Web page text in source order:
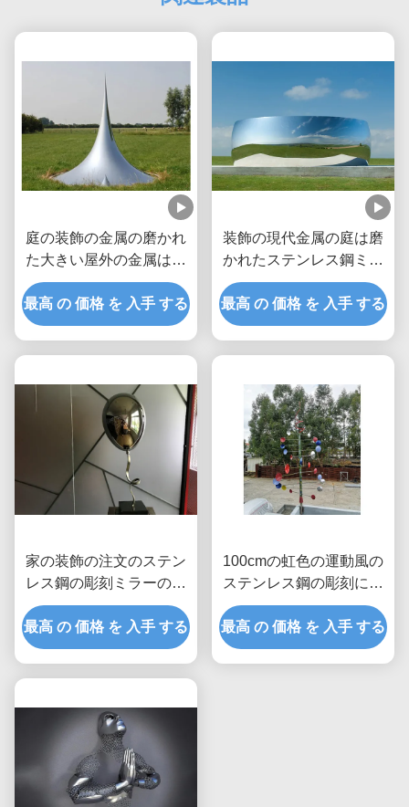
庭の装飾の金属の磨かれ
た大きい屋外の金属は低
下の彫刻を彫ります
最高 の 価格 を 入手 する
装飾の現代金属の庭は磨
かれたステンレス鋼ミラ
ーを彫ります
最高 の 価格 を 入手 する
家の装飾の注文のステン
レス鋼の彫刻ミラーの磨
かれた気球
最高 の 価格 を 入手 する
100cmの虹色の運動風の
ステンレス鋼の彫刻によ
って塗られる終わり
最高 の 価格 を 入手 する